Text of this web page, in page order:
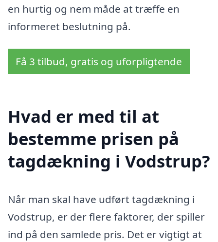
en hurtig og nem måde at træffe en
informeret beslutning på.
Få 3 tilbud, gratis og uforpligtende
Hvad er med til at
bestemme prisen på
tagdækning i Vodstrup?
Når man skal have udført tagdækning i
Vodstrup, er der flere faktorer, der spiller
ind på den samlede pris. Det er vigtigt at